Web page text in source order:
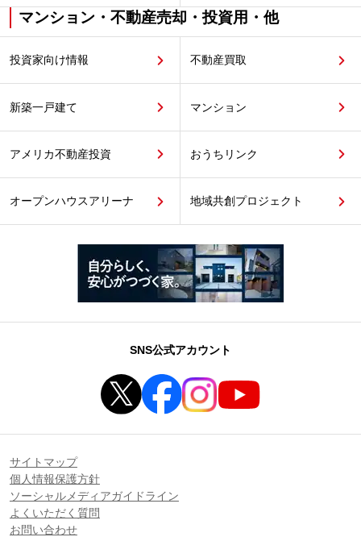
マンション・不動産売却・投資用・他
投資家向け情報 不動産買取
新築一戸建て マンション
アメリカ不動産投資 おうちリンク
オープンハウスアリーナ 地域共創プロジェクト
SNS公式アカウント
サイトマップ
個人情報保護方針
ソーシャルメディアガイドライン
よくいただく質問
お問い合わせ